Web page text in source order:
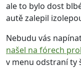
ale to bylo dost
autě zalepil
Nebudu vás
našel na fórech
v menu odstraní ty